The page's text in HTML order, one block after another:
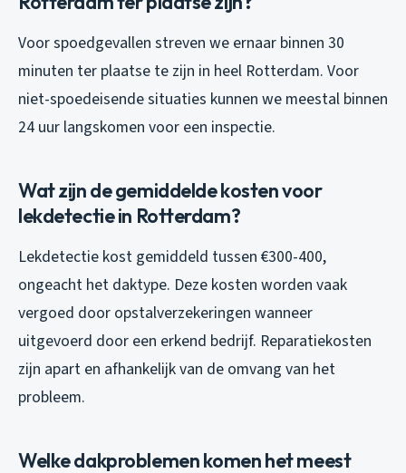
Voor spoedgevallen streven we ernaar binnen 30
minuten ter plaatse te zijn in heel Rotterdam. Voor
niet-spoedeisende situaties kunnen we meestal binnen
24 uur langskomen voor een inspectie.
Wat zijn de gemiddelde kosten voor
lekdetectie in Rotterdam?
Lekdetectie kost gemiddeld tussen €300-400,
ongeacht het daktype. Deze kosten worden vaak
vergoed door opstalverzekeringen wanneer
uitgevoerd door een erkend bedrijf. Reparatiekosten
zijn apart en afhankelijk van de omvang van het
probleem.
Welke dakproblemen komen het meest